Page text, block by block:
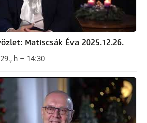
Matiscsák Éva 2025.12.26.
h – 14:30